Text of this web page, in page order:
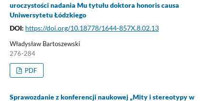
uroczystości nadania Mu tytułu doktora honoris causa
Uniwersytetu Łódzkiego
DOI: https://doi.org/10.18778/1644-857X.8.02.13
Władysław Bartoszewski
276-284
PDF
Sprawozdanie z konferencji naukowej „Mity i stereotypy w